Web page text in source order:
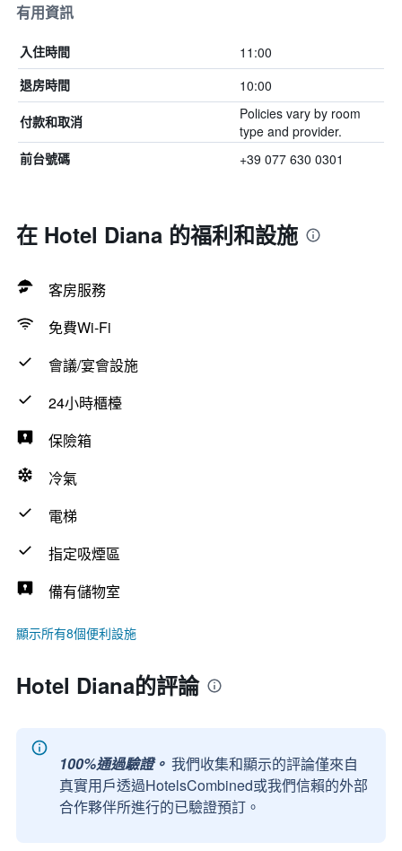
有用資訊
入住時間 11:00
退房時間 10:00
付款和取消
Policies vary by room
type and provider.
前台號碼 +39 077 630 0301
在 Hotel Diana 的福利和設施
客房服務
免費Wi-Fi
會議/宴會設施
24小時櫃檯
保險箱
冷氣
電梯
指定吸煙區
備有儲物室
顯示所有8個便利設施
Hotel Diana的評論
100%通過驗證。 我們收集和顯示的評論僅來自
真實用戶透過HotelsCombined或我們信賴的外部
合作夥伴所進行的已驗證預訂。